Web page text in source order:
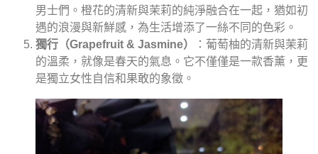
男士們。橙花的清新與茉莉的純淨融合在一起，猶如初
遇的浪漫與新鮮感，為生活增添了一絲不同的色彩。
獨行（Grapefruit & Jasmine）
：葡萄柚的清新與茉莉
的溫柔，就像是春天的氣息。它不僅僅是一款香薰，更
是獨立女性自信和果敢的象徵。